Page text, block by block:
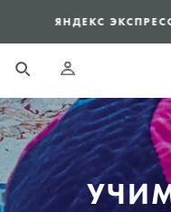
ЯНДЕКС ЭКСПРЕСС